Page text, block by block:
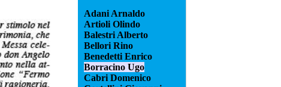
Adani Arnaldo
Artioli Olindo
Balestri Alberto
Bellori Rino
Benedetti Enrico
Borracino Ugo
Cabri Domenico